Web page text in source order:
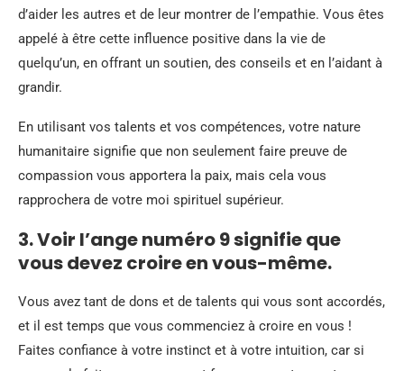
d’aider les autres et de leur montrer de l’empathie. Vous êtes
appelé à être cette influence positive dans la vie de
quelqu’un, en offrant un soutien, des conseils et en l’aidant à
grandir.
En utilisant vos talents et vos compétences, votre nature
humanitaire signifie que non seulement faire preuve de
compassion vous apportera la paix, mais cela vous
rapprochera de votre moi spirituel supérieur.
3. Voir l’ange numéro 9 signifie que
vous devez croire en vous-même.
Vous avez tant de dons et de talents qui vous sont accordés,
et il est temps que vous commenciez à croire en vous !
Faites confiance à votre instinct et à votre intuition, car si